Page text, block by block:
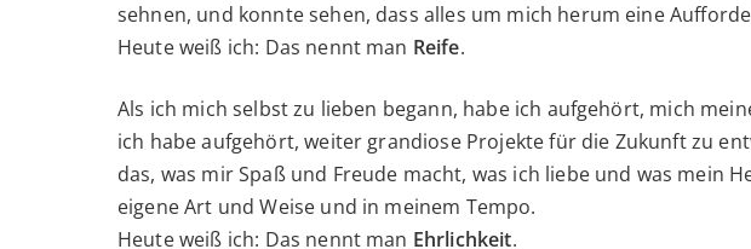
sehnen, und konnte sehen, dass alles um mich herum eine
Heute weiß ich: Das nennt man Reife.
Als ich mich selbst zu lieben begann, habe ich aufgehört, mich
ich habe aufgehört, weiter grandiose Projekte für die Zukunft zu
das, was mir Spaß und Freude macht, was ich liebe und was mein
eigene Art und Weise und in meinem Tempo.
Heute weiß ich: Das nennt man Ehrlichkeit.